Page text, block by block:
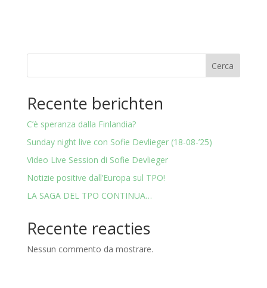
Cerca
Recente berichten
C’è speranza dalla Finlandia?
Sunday night live con Sofie Devlieger (18-08-’25)
Video Live Session di Sofie Devlieger
Notizie positive dall’Europa sul TPO!
LA SAGA DEL TPO CONTINUA…
Recente reacties
Nessun commento da mostrare.